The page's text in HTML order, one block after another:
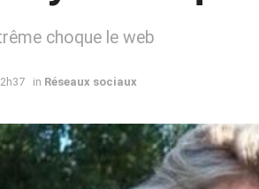
choque le web
in Réseaux sociaux